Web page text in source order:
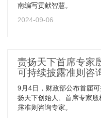
南编写贡献智慧。
2024-09-06
责扬天下首席专家
可持续披露准则咨
9月4日，财政部公布首届
扬天下创始人、首席专家
露准则咨询专家。